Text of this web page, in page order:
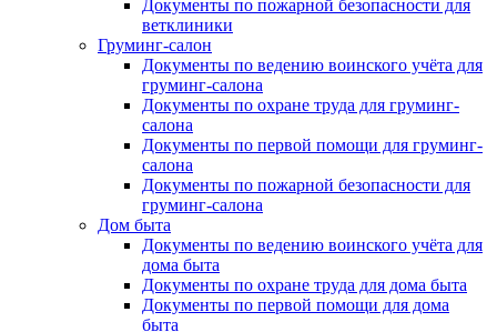
Документы по пожарной безопасности для
ветклиники
Груминг-салон
Документы по ведению воинского учёта для
груминг-салона
Документы по охране труда для груминг-
салона
Документы по первой помощи для груминг-
салона
Документы по пожарной безопасности для
груминг-салона
Дом быта
Документы по ведению воинского учёта для
дома быта
Документы по охране труда для дома быта
Документы по первой помощи для дома
быта